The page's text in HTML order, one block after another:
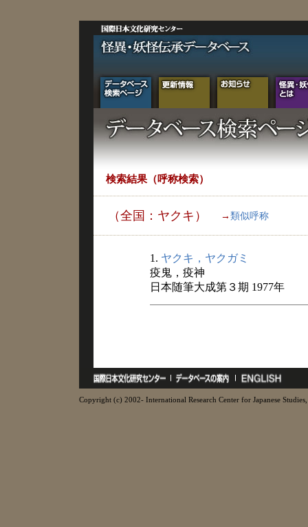
検索結果（呼称検索）
（全国：ヤクキ） → 類似呼称
1. ヤクキ，ヤクガミ
疫鬼，疫神
日本随筆大成第３期 1977年
Copyright (c) 2002- International Research Center for Japanese